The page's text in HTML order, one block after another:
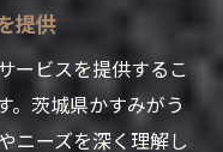
の紹介
ォロー
知る
響
提供
ービスを提供するこ
。茨城県かすみがう
ニーズを深く理解し